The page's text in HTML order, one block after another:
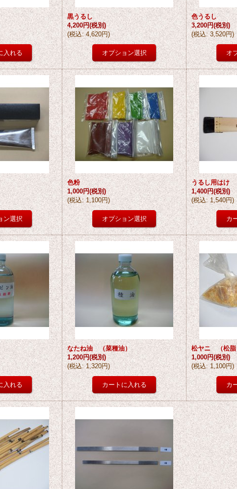
黒うるし
4,200円(税別)
(税込: 4,620円)
色うるし
3,200円(税別)
(税込: 3,520円)
色粉
1,000円(税別)
(税込: 1,100円)
うるし用はけ
1,400円(税別)
(税込: 1,540円)
なたね油 （菜種油）
1,200円(税別)
(税込: 1,320円)
松ヤニ （松脂
1,000円(税別)
(税込: 1,100円)